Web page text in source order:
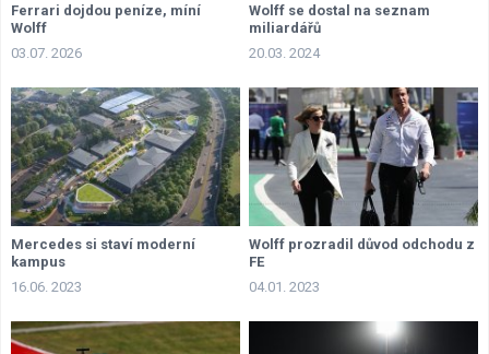
Ferrari dojdou peníze, míní
Wolff
03.07. 2026
Wolff se dostal na seznam
miliardářů
20.03. 2024
Mercedes si staví moderní
kampus
16.06. 2023
Wolff prozradil důvod odchodu z
FE
04.01. 2023